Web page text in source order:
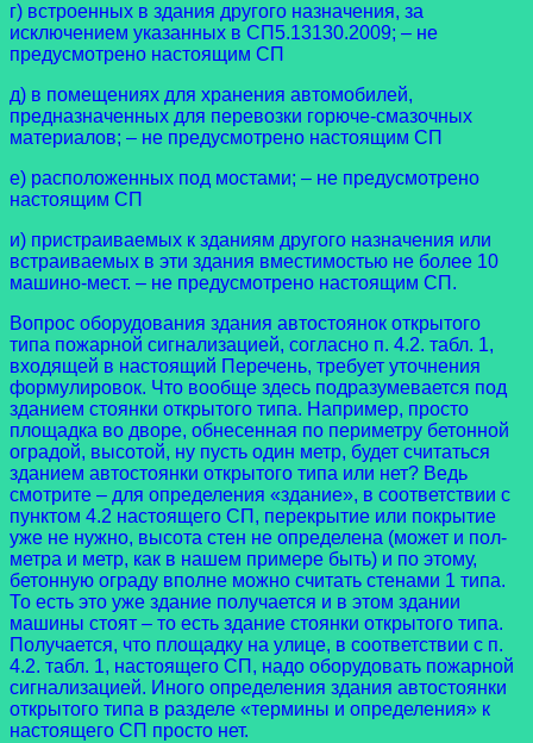
г) встроенных в здания другого назначения, за
исключением указанных в СП5.13130.2009; – не
предусмотрено настоящим СП
д) в помещениях для хранения автомобилей,
предназначенных для перевозки горюче-смазочных
материалов; – не предусмотрено настоящим СП
е) расположенных под мостами; – не предусмотрено
настоящим СП
и) пристраиваемых к зданиям другого назначения или
встраиваемых в эти здания вместимостью не более 10
машино-мест. – не предусмотрено настоящим СП.
Вопрос оборудования здания автостоянок открытого
типа пожарной сигнализацией, согласно п. 4.2. табл. 1,
входящей в настоящий Перечень, требует уточнения
формулировок. Что вообще здесь подразумевается под
зданием стоянки открытого типа. Например, просто
площадка во дворе, обнесенная по периметру бетонной
оградой, высотой, ну пусть один метр, будет считаться
зданием автостоянки открытого типа или нет? Ведь
смотрите – для определения «здание», в соответствии с
пунктом 4.2 настоящего СП, перекрытие или покрытие
уже не нужно, высота стен не определена (может и пол-
метра и метр, как в нашем примере быть) и по этому,
бетонную ограду вполне можно считать стенами 1 типа.
То есть это уже здание получается и в этом здании
машины стоят – то есть здание стоянки открытого типа.
Получается, что площадку на улице, в соответствии с п.
4.2. табл. 1, настоящего СП, надо оборудовать пожарной
сигнализацией. Иного определения здания автостоянки
открытого типа в разделе «термины и определения» к
настоящего СП просто нет.